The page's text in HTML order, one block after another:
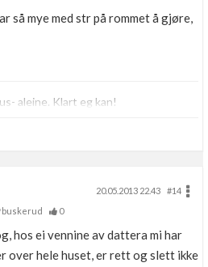
så mye med str på rommet å gjøre,
aleine. Klart eg kan!
20.05.2013 22.43
#14
buskerud 0
hos ei vennine av dattera mi har
over hele huset, er rett og slett ikke